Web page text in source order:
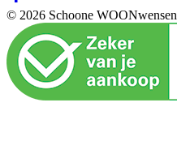
© 2026 Schoone WOONwensen